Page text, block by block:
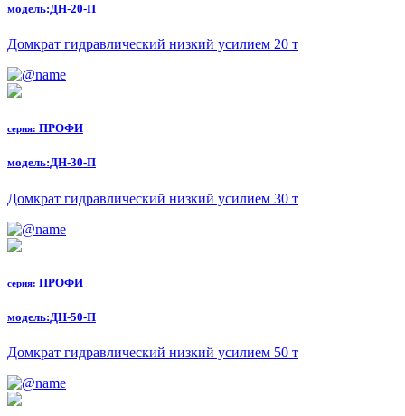
модель:ДН-20-П
Домкрат гидравлический низкий усилием 20 т
серия: ПРОФИ
модель:ДН-30-П
Домкрат гидравлический низкий усилием 30 т
серия: ПРОФИ
модель:ДН-50-П
Домкрат гидравлический низкий усилием 50 т